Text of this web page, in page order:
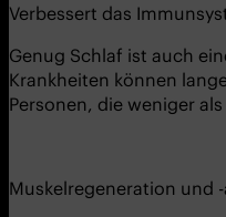
Verbessert das
Genug Schlaf ist auch
Krankheiten können
Personen, die weniger
Muskelregeneration und